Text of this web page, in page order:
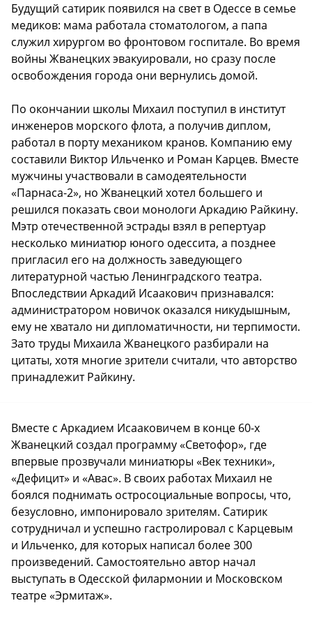
Будущий сатирик появился на свет в Одессе в семье
медиков: мама работала стоматологом, а папа
служил хирургом во фронтовом госпитале. Во время
войны Жванецких эвакуировали, но сразу после
освобождения города они вернулись домой.
По окончании школы Михаил поступил в институт
инженеров морского флота, а получив диплом,
работал в порту механиком кранов. Компанию ему
составили Виктор Ильченко и Роман Карцев. Вместе
мужчины участвовали в самодеятельности
«Парнаса-2», но Жванецкий хотел большего и
решился показать свои монологи Аркадию Райкину.
Мэтр отечественной эстрады взял в репертуар
несколько миниатюр юного одессита, а позднее
пригласил его на должность заведующего
литературной частью Ленинградского театра.
Впоследствии Аркадий Исаакович признавался:
администратором новичок оказался никудышным,
ему не хватало ни дипломатичности, ни терпимости.
Зато труды Михаила Жванецкого разбирали на
цитаты, хотя многие зрители считали, что авторство
принадлежит Райкину.
Вместе с Аркадием Исааковичем в конце 60-х
Жванецкий создал программу «Светофор», где
впервые прозвучали миниатюры «Век техники»,
«Дефицит» и «Авас». В своих работах Михаил не
боялся поднимать остросоциальные вопросы, что,
безусловно, импонировало зрителям. Сатирик
сотрудничал и успешно гастролировал с Карцевым
и Ильченко, для которых написал более 300
произведений. Самостоятельно автор начал
выступать в Одесской филармонии и Московском
театре «Эрмитаж».